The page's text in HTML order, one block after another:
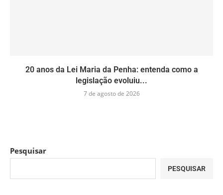
20 anos da Lei Maria da Penha: entenda como a
legislação evoluiu...
7 de agosto de 2026
Pesquisar
PESQUISAR